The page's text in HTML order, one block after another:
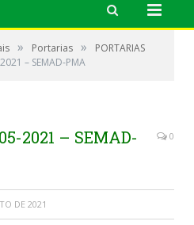
» Portarias »
PORTARIAS
– SEMAD-PMA
2021 – SEMAD-
0
DE 2021